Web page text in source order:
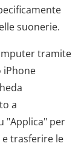
suonerie.
tramite
iPhone
a
"Applica" per
trasferire le